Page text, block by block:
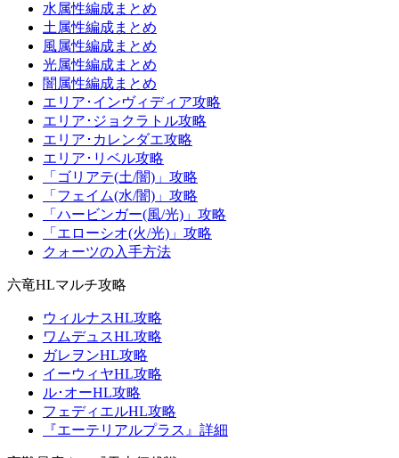
水属性編成まとめ
土属性編成まとめ
風属性編成まとめ
光属性編成まとめ
闇属性編成まとめ
エリア･インヴィディア攻略
エリア･ジョクラトル攻略
エリア･カレンダエ攻略
エリア･リベル攻略
「ゴリアテ(土/闇)」攻略
「フェイム(水/闇)」攻略
「ハービンガー(風/光)」攻略
「エローシオ(火/光)」攻略
クォーツの入手方法
六竜HLマルチ攻略
ウィルナスHL攻略
ワムデュスHL攻略
ガレヲンHL攻略
イーウィヤHL攻略
ル･オーHL攻略
フェディエルHL攻略
『エーテリアルプラス』詳細